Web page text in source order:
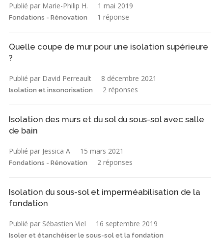
Publié par Marie-Philip H. 1 mai 2019
Fondations - Rénovation 1 réponse
Quelle coupe de mur pour une isolation supérieure
?
Publié par David Perreault 8 décembre 2021
Isolation et insonorisation 2 réponses
Isolation des murs et du sol du sous-sol avec salle
de bain
Publié par Jessica A 15 mars 2021
Fondations - Rénovation 2 réponses
Isolation du sous-sol et imperméabilisation de la
fondation
Publié par Sébastien Viel 16 septembre 2019
Isoler et étanchéiser le sous-sol et la fondation